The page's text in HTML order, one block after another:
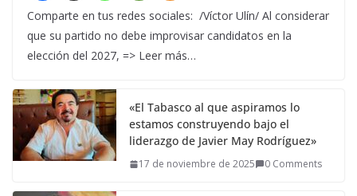
Comparte en tus redes sociales: /Víctor Ulín/ Al considerar
que su partido no debe improvisar candidatos en la
elección del 2027, => Leer más…
«El Tabasco al que aspiramos lo
estamos construyendo bajo el
liderazgo de Javier May Rodríguez»
17 de noviembre de 2025 0 Comments